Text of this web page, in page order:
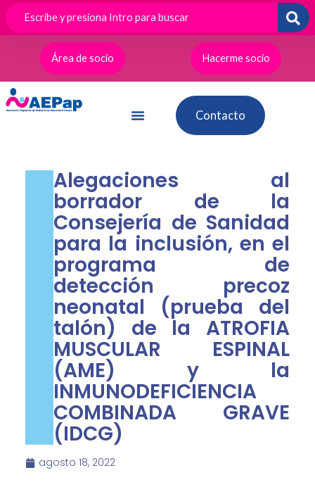
contenido
Área de socio
Hacerme socio
Contacto
Alegaciones al
borrador de la
Consejería de Sanidad
para la inclusión, en el
programa de
detección precoz
neonatal (prueba del
talón) de la ATROFIA
MUSCULAR ESPINAL
(AME) y la
INMUNODEFICIENCIA
COMBINADA GRAVE
(IDCG)
agosto 18, 2022